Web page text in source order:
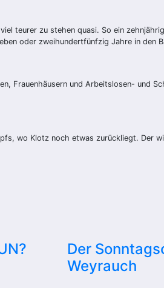
teurer zu stehen quasi. So ein
oder zweihundertfünfzig Jahre in den
Frauenhäusern und Arbeitslosen- und
wo Klotz noch etwas zurückliegt. Der
Der
Weyrauch